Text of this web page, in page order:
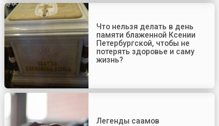
Что нельзя делать в день
памяти блаженной Ксении
Петербургской, чтобы не
потерять здоровье и саму
жизнь?
Легенды саамов